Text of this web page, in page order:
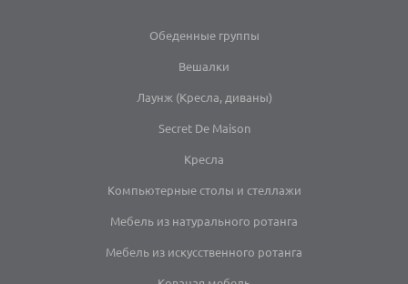
Обеденные группы
Вешалки
Лаунж (Кресла, диваны)
Secret De Maison
Кресла
Компьютерные столы и стеллажи
Мебель из натурального ротанга
Мебель из искусственного ротанга